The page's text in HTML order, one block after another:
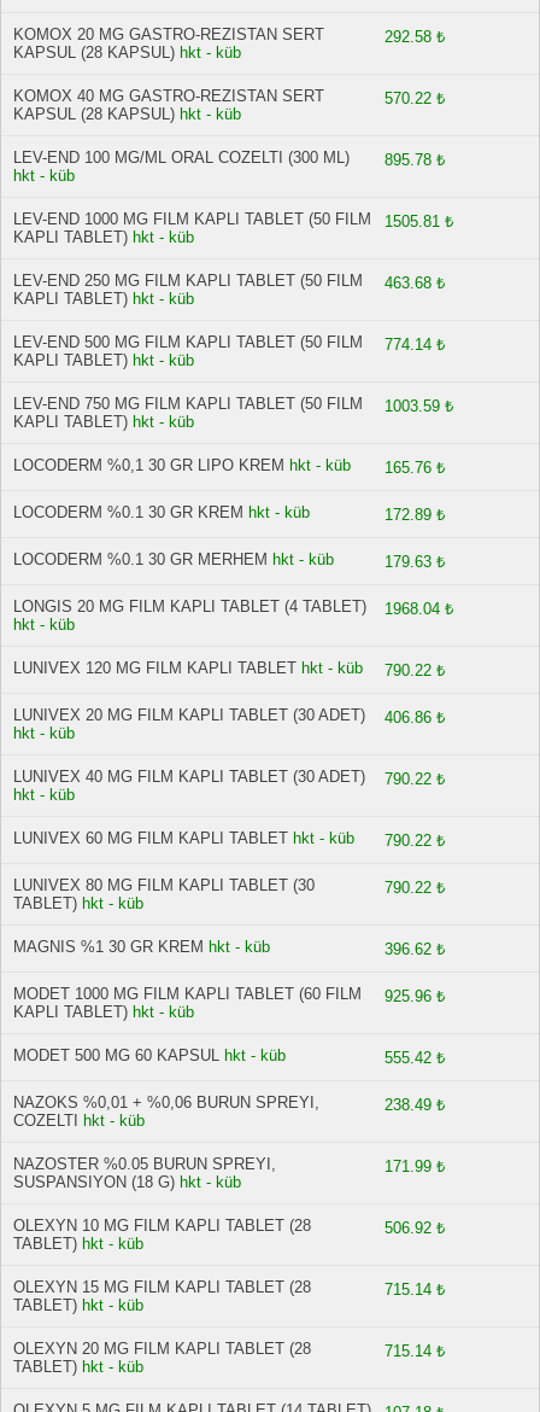
KOMOX 20 MG GASTRO-REZISTAN SERT
KAPSUL (28 KAPSUL) hkt - küb
292.58 ₺
KOMOX 40 MG GASTRO-REZISTAN SERT
KAPSUL (28 KAPSUL) hkt - küb
570.22 ₺
LEV-END 100 MG/ML ORAL COZELTI (300 ML)
hkt - küb
895.78 ₺
LEV-END 1000 MG FILM KAPLI TABLET (50 FILM
KAPLI TABLET) hkt - küb
1505.81 ₺
LEV-END 250 MG FILM KAPLI TABLET (50 FILM
KAPLI TABLET) hkt - küb
463.68 ₺
LEV-END 500 MG FILM KAPLI TABLET (50 FILM
KAPLI TABLET) hkt - küb
774.14 ₺
LEV-END 750 MG FILM KAPLI TABLET (50 FILM
KAPLI TABLET) hkt - küb
1003.59 ₺
LOCODERM %0,1 30 GR LIPO KREM hkt - küb 165.76 ₺
LOCODERM %0.1 30 GR KREM hkt - küb 172.89 ₺
LOCODERM %0.1 30 GR MERHEM hkt - küb 179.63 ₺
LONGIS 20 MG FILM KAPLI TABLET (4 TABLET)
hkt - küb
1968.04 ₺
LUNIVEX 120 MG FILM KAPLI TABLET hkt - küb 790.22 ₺
LUNIVEX 20 MG FILM KAPLI TABLET (30 ADET)
hkt - küb
406.86 ₺
LUNIVEX 40 MG FILM KAPLI TABLET (30 ADET)
hkt - küb
790.22 ₺
LUNIVEX 60 MG FILM KAPLI TABLET hkt - küb 790.22 ₺
LUNIVEX 80 MG FILM KAPLI TABLET (30
TABLET) hkt - küb
790.22 ₺
MAGNIS %1 30 GR KREM hkt - küb 396.62 ₺
MODET 1000 MG FILM KAPLI TABLET (60 FILM
KAPLI TABLET) hkt - küb
925.96 ₺
MODET 500 MG 60 KAPSUL hkt - küb 555.42 ₺
NAZOKS %0,01 + %0,06 BURUN SPREYI,
COZELTI
hkt - küb
238.49 ₺
NAZOSTER %0.05 BURUN SPREYI,
SUSPANSIYON (18 G) hkt - küb
171.99 ₺
OLEXYN 10 MG FILM KAPLI TABLET (28
TABLET) hkt - küb
506.92 ₺
OLEXYN 15 MG FILM KAPLI TABLET (28
TABLET) hkt - küb
715.14 ₺
OLEXYN 20 MG FILM KAPLI TABLET (28
TABLET) hkt - küb
715.14 ₺